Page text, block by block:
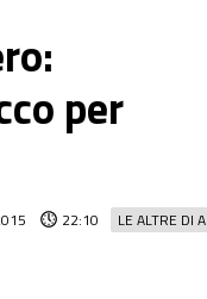
per
LE ALTRE DI A
22:10